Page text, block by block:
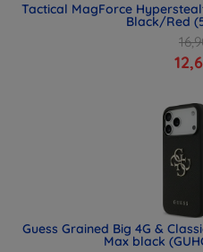
Tactical MagForce
Black/Red
Guess Grained Big 4G &
Max black